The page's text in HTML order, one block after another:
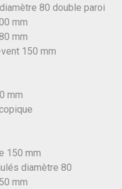
80 double paroi
mm
mm
150 mm
mm
150 mm
diamètre 80
mm